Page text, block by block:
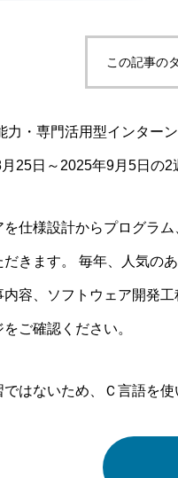
この記事の
力・専門活用型インター
25日～2025年9月5日の2
を仕様設計からプログラ
きます。 毎年、人気の
容、ソフトウェア開発
ご確認ください。
はないため、Ｃ言語を